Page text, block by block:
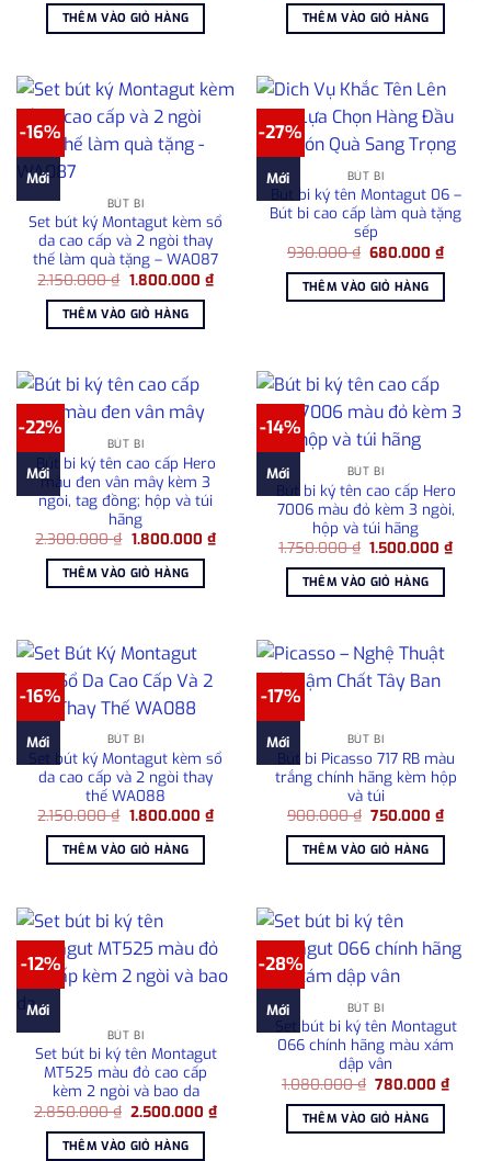
là:
900.000 ₫.
750.000 ₫.
THÊM VÀO GIỎ HÀNG là:
8.300.000 ₫.
THÊM VÀO GIỎ HÀNG
-16%
Mới
BÚT BI
Set bút ký Montagut kèm sổ
da cao cấp và 2 ngòi thay
thế làm quà tặng – WA087
2.150.000₫ Giá
là:
2.150.000 ₫.
1.800.000 ₫Giá
hiện
THÊM VÀO GIỎ HÀNG
-27%
Mới BÚT BI
Bút bi ký tên Montagut 06 –
Bút bi cao cấp làm quà tặng
sếp
930.000₫ Giá
là:
930.000 ₫.
680.000₫Giá
hiện
THÊM VÀO GIỎ HÀNG
-22%
Mới
BÚT BI
Bút bi ký tên cao cấp Hero
màu đen vân mây kèm 3
ngòi, tag đồng; hộp và túi
hãng
2.300.000₫ Giá
là:
2.300.000 ₫.
1.800.000 ₫Giá
hiện
1.800.000 ₫.
THÊM VÀO GIỎ HÀNG
-14%
Mới BÚT BI
Bút bi ký tên cao cấp Hero
7006 màu đỏ kèm 3 ngòi,
hộp và túi hãng
1.750.000₫ Giá
là:
1.750.000 ₫.
1.500.000₫Giá
hiện
THÊM VÀO GIỎ HÀNG
-16%
Mới BÚT BI
Set bút ký Montagut kèm sổ
da cao cấp và 2 ngòi thay
thế WA088
2.150.000₫ Giá
là:
2.150.000 ₫.
1.800.000 ₫Giá
THÊM VÀO GIỎ HÀNG
-17%
Mới BÚT BI
Bút bi Picasso 717 RB màu
trắng chính hãng kèm hộp
và túi
900.000₫ Giá
là:
900.000 ₫.
750.000₫Giá
THÊM VÀO GIỎ HÀNG
-12%
Mới
BÚT BI
Set bút bi ký tên Montagut
MT525 màu đỏ cao cấp
kèm 2 ngòi và bao da
2.850.000₫ Giá
là:
2.850.000 ₫.
2.500.000₫Giá
hiện
THÊM VÀO GIỎ HÀNG
-28%
Mới BÚT BI
Set bút bi ký tên Montagut
066 chính hãng màu xám
dập vân
1.080.000₫ Giá
là:
1.080.000 ₫.
780.000₫Giá
hiện
THÊM VÀO GIỎ HÀNG